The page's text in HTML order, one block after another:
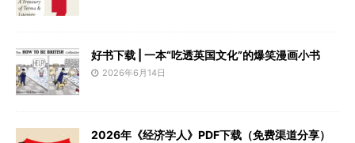
好书下载 | 一本“吃透英国文化”的爆笑漫画小书
2026年6月14日
2026年《经济学人》PDF下载（免费渠道分享）